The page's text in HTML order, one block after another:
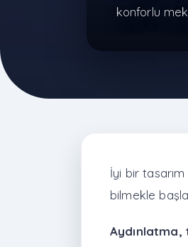
konforlu
İyi bir
bilmekle
Aydınlatma,